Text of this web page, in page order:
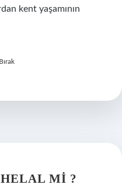
kent yaşamının
MI ?